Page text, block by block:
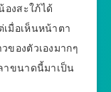
งสะใภ้ได้
มื่อเห็นหน้าตา
ของตัวเองมากๆ
าขนาดนี้มาเป็น